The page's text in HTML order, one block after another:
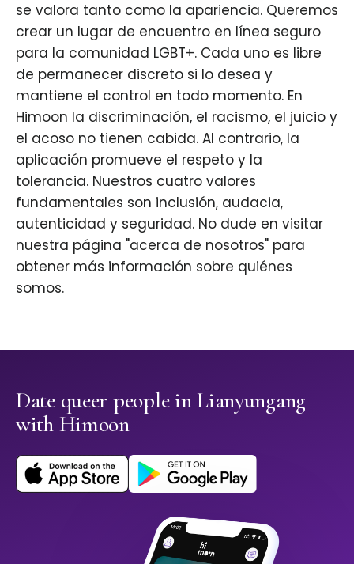
se valora tanto como la apariencia. Queremos
crear un lugar de encuentro en línea seguro
para la comunidad LGBT+. Cada uno es libre
de permanecer discreto si lo desea y
mantiene el control en todo momento. En
Himoon la discriminación, el racismo, el juicio y
el acoso no tienen cabida. Al contrario, la
aplicación promueve el respeto y la
tolerancia. Nuestros cuatro valores
fundamentales son inclusión, audacia,
autenticidad y seguridad. No dude en visitar
nuestra página "acerca de nosotros" para
obtener más información sobre quiénes
somos.
Date queer people in Lianyungang
with Himoon